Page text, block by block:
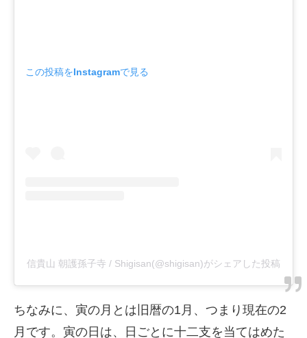
この投稿をInstagramで見る
信貴山 朝護孫子寺 / Shigisan(@shigisan)がシェアした投稿
ちなみに、寅の月とは旧暦の1月、つまり現在の2
月です。寅の日は、日ごとに十二支を当てはめた